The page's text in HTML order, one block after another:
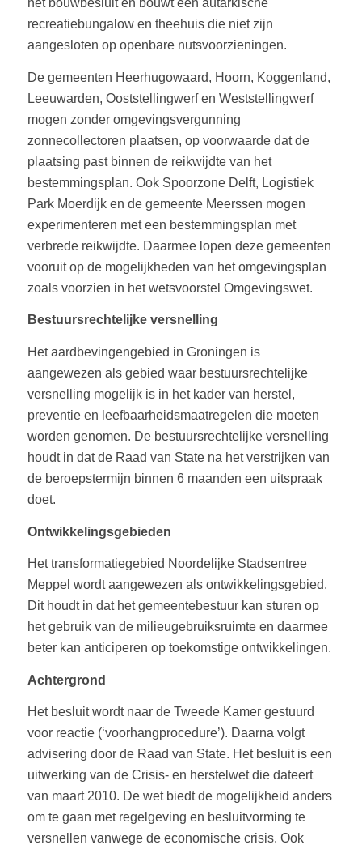
het bouwbesluit en bouwt een autarkische
recreatiebungalow en theehuis die niet zijn
aangesloten op openbare nutsvoorzieningen.
De gemeenten Heerhugowaard, Hoorn, Koggenland,
Leeuwarden, Ooststellingwerf en Weststellingwerf
mogen zonder omgevingsvergunning
zonnecollectoren plaatsen, op voorwaarde dat de
plaatsing past binnen de reikwijdte van het
bestemmingsplan. Ook Spoorzone Delft, Logistiek
Park Moerdijk en de gemeente Meerssen mogen
experimenteren met een bestemmingsplan met
verbrede reikwijdte. Daarmee lopen deze gemeenten
vooruit op de mogelijkheden van het omgevingsplan
zoals voorzien in het wetsvoorstel Omgevingswet.
Bestuursrechtelijke versnelling
Het aardbevingengebied in Groningen is
aangewezen als gebied waar bestuursrechtelijke
versnelling mogelijk is in het kader van herstel,
preventie en leefbaarheidsmaatregelen die moeten
worden genomen. De bestuursrechtelijke versnelling
houdt in dat de Raad van State na het verstrijken van
de beroepstermijn binnen 6 maanden een uitspraak
doet.
Ontwikkelingsgebieden
Het transformatiegebied Noordelijke Stadsentree
Meppel wordt aangewezen als ontwikkelingsgebied.
Dit houdt in dat het gemeentebestuur kan sturen op
het gebruik van de milieugebruiksruimte en daarmee
beter kan anticiperen op toekomstige ontwikkelingen.
Achtergrond
Het besluit wordt naar de Tweede Kamer gestuurd
voor reactie (‘voorhangprocedure’). Daarna volgt
advisering door de Raad van State. Het besluit is een
uitwerking van de Crisis- en herstelwet die dateert
van maart 2010. De wet biedt de mogelijkheid anders
om te gaan met regelgeving en besluitvorming te
versnellen vanwege de economische crisis. Ook